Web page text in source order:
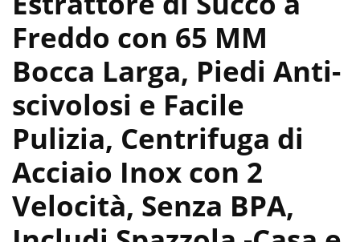
Freddo con 65 MM
Bocca Larga, Piedi Anti-
scivolosi e Facile
Pulizia, Centrifuga di
Acciaio Inox con 2
Velocità, Senza BPA,